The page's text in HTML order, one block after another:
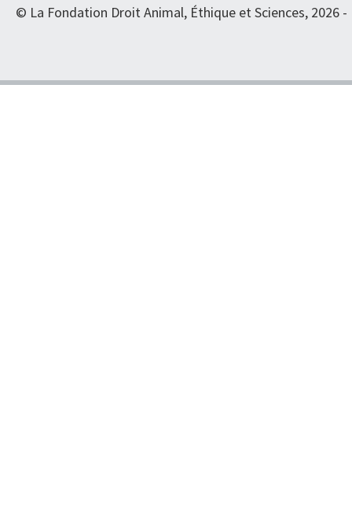
© La Fondation Droit Animal, Éthique et Sciences, 2026 -